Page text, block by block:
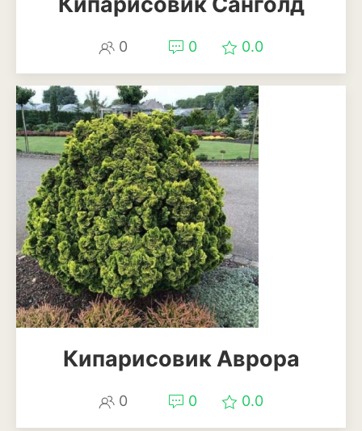
Бузина
Вейгела
Дёрен
Ель
Жимолость
Ива
Кипарисовик
Клен
Лиственница
0 0 0.0
Кипарисовик Аврора
0 0 0.0